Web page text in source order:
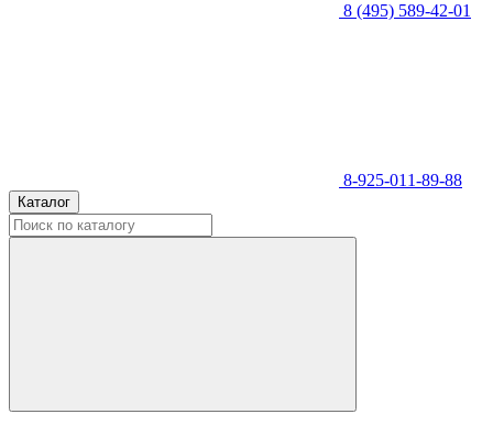
8 (495) 589-42-01
8-925-011-89-88
Каталог